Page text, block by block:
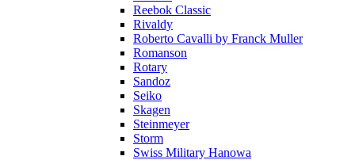
Reebok Classic
Rivaldy
Roberto Cavalli by Franck Muller
Romanson
Rotary
Sandoz
Seiko
Skagen
Steinmeyer
Storm
Swiss Military Hanowa